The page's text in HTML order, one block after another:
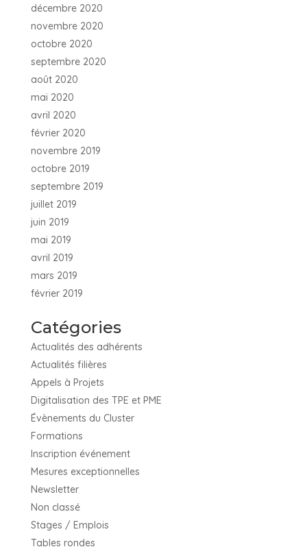
décembre 2020
novembre 2020
octobre 2020
septembre 2020
août 2020
mai 2020
avril 2020
février 2020
novembre 2019
octobre 2019
septembre 2019
juillet 2019
juin 2019
mai 2019
avril 2019
mars 2019
février 2019
Catégories
Actualités des adhérents
Actualités filières
Appels à Projets
Digitalisation des TPE et PME
Évènements du Cluster
Formations
Inscription événement
Mesures exceptionnelles
Newsletter
Non classé
Stages / Emplois
Tables rondes